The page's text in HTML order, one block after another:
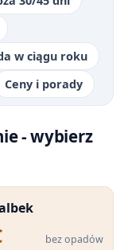
w ciągu roku
Ceny i porady
- wybierz
bez opadów